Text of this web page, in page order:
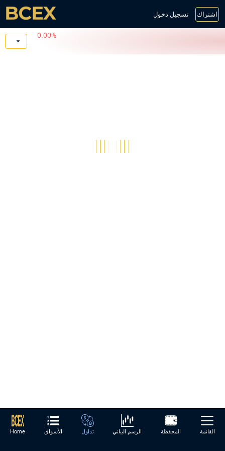
تسجيل دخول اشتراك
0.00%
Home الأسواق تداول الرسم البياني المحفظة القائمة